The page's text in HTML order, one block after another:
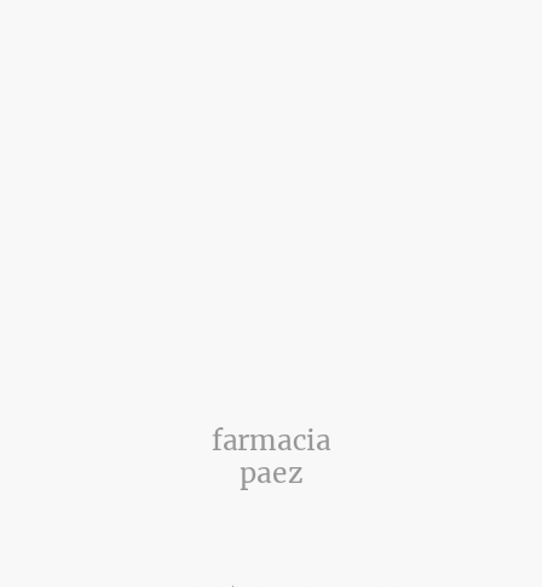
farmacia
paez